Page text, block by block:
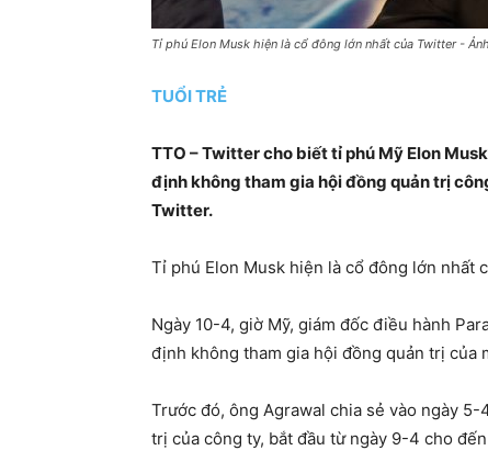
Tỉ phú Elon Musk hiện là cổ đông lớn nhất của Twitter -
TUỔI TRẺ
TTO – Twitter cho biết tỉ phú Mỹ Elon
định không tham gia hội đồng quản trị
Twitter.
Tỉ phú Elon Musk hiện là cổ đông lớn nhất
Ngày 10-4, giờ Mỹ, giám đốc điều hành
định không tham gia hội đồng quản trị của
Trước đó, ông Agrawal chia sẻ vào ngày
trị của công ty, bắt đầu từ ngày 9-4 cho